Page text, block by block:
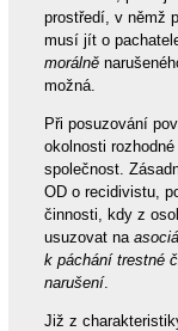
prostředí, v němž
musí jít o
morálně
možná.
Při posuzování
okolnosti
společnost.
OD o recidivistu,
činnosti, kdy z
usuzovat na
k páchání trestné
narušení.
Již z